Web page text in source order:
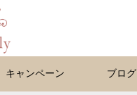
キャンペーン ブログ